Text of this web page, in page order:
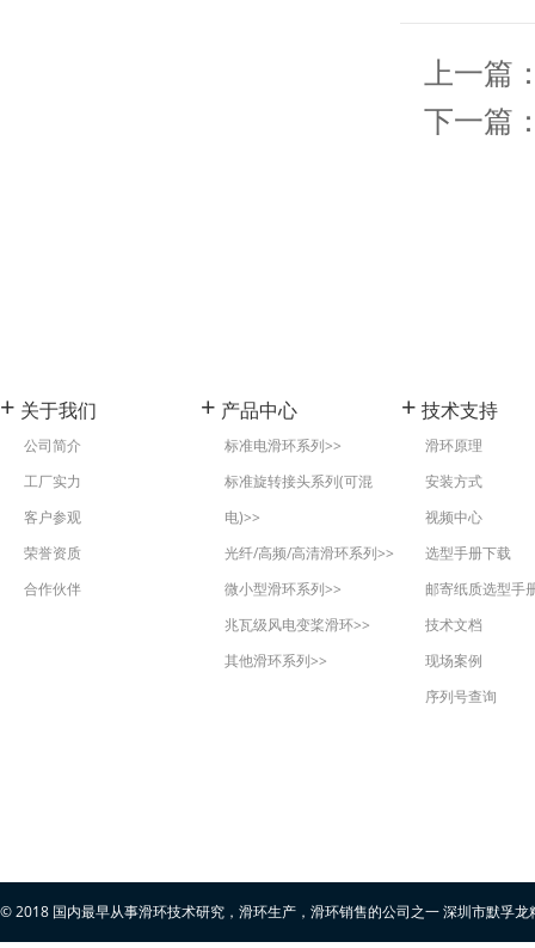
上一篇
下一篇
+ 关于我们
公司简介
工厂实力
客户参观
荣誉资质
合作伙伴
+ 产品中心
标准电滑环系列>>
标准旋转接头系列(可混
电)>>
光纤/高频/高清滑环系列>>
微小型滑环系列>>
兆瓦级风电变桨滑环>>
其他滑环系列>>
+ 技术支持
滑环原理
安装方式
视频中心
选型手册下载
邮寄纸质选型手
技术文档
现场案例
序列号查询
© 2018 国内最早从事滑环技术研究，滑环生产，滑环销售的公司之一 深圳市默孚